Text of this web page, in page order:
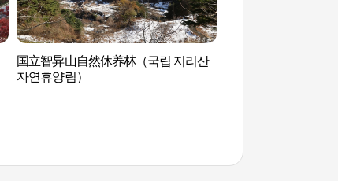
国立智异山自然休养林（국립 지리산
자연휴양림）